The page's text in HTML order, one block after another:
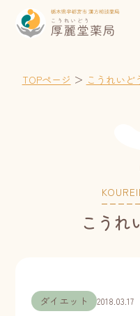
TOPページ ＞ こうれいど
こうれ
ダイエット 2018.03.17